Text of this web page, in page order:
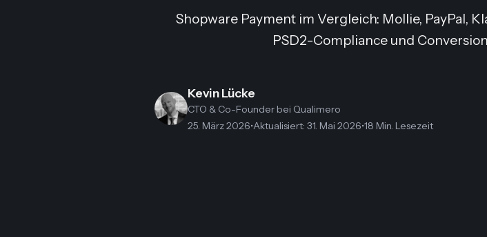
Shopware Payment im Vergleich: Mollie, PayPal,
PSD2-Compliance und
Kevin Lücke
CTO & Co-Founder bei Qualimero
25. März 2026•Aktualisiert: 31. Mai 2026•18 Min. Lesezeit